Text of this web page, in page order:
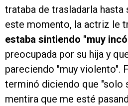
trataba de trasladarla hasta
este momento, la actriz le
estaba sintiendo "muy
preocupada por su hija y
pareciendo "muy violento".
terminó diciendo que "solo
mentira que me esté